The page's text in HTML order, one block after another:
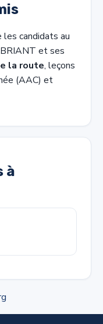
candidats au
et ses
la route, leçons
(AAC) et
à